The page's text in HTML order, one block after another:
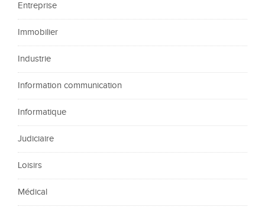
Entreprise
Immobilier
Industrie
Information communication
Informatique
Judiciaire
Loisirs
Médical